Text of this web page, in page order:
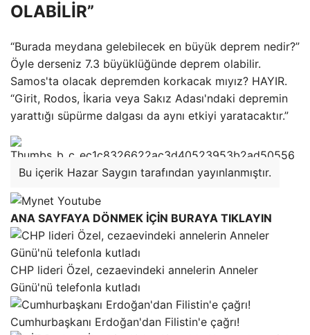
OLABİLİR”
“Burada meydana gelebilecek en büyük deprem nedir?”
Öyle derseniz 7.3 büyüklüğünde deprem olabilir.
Samos'ta olacak depremden korkacak mıyız? HAYIR.
“Girit, Rodos, İkaria veya Sakız Adası'ndaki depremin
yarattığı süpürme dalgası da aynı etkiyi yaratacaktır.”
Bu içerik Hazar Saygın tarafından yayınlanmıştır.
ANA SAYFAYA DÖNMEK İÇİN BURAYA TIKLAYIN
CHP lideri Özel, cezaevindeki annelerin Anneler
Günü'nü telefonla kutladı
Cumhurbaşkanı Erdoğan'dan Filistin'e çağrı!